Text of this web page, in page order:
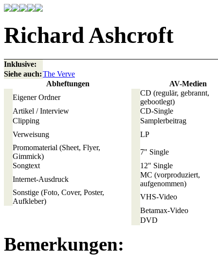
Richard Ashcroft
Inklusive:
Siehe auch:The Verve
Abheftungen
AV-Medien
Eigener Ordner
CD (regulär, gebrannt,
gebootlegt)
Artikel / Interview
CD-Single
Clipping
Samplerbeitrag
Verweisung
LP
Promomaterial (Sheet, Flyer,
Gimmick)
7" Single
Songtext
12" Single
Internet-Ausdruck
MC (vorproduziert,
aufgenommen)
Sonstige (Foto, Cover, Poster,
Aufkleber)
VHS-Video
Betamax-Video
DVD
Bemerkungen: